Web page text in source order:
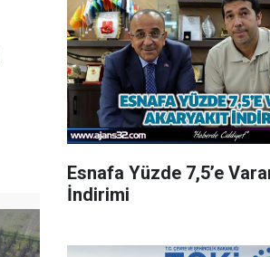
Esnafa Yüzde 7,5’e
İndirimi